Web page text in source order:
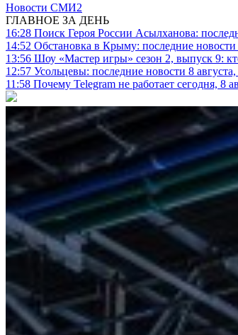
Новости СМИ2
ГЛАВНОЕ ЗА ДЕНЬ
16:28 Поиск Героя России Асылханова:
14:52 Обстановка в Крыму: последние новости
13:56 Шоу «Мастер игры» сезон 2, выпуск 9:
12:57 Усольцевы: последние новости 8
11:58 Почему Telegram не работает сегодня, 8